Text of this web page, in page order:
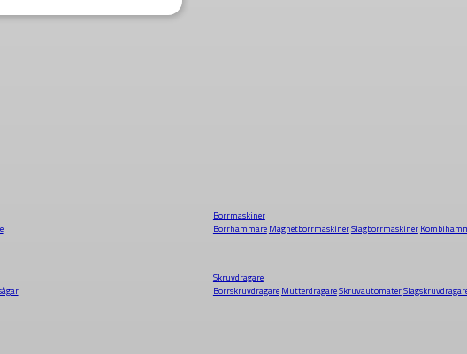
Borrmaskiner
Borrhammare MagnetborrmaskinerSlagborrmaskiner
Skruvdragare
Borrskruvdragare MutterdragareSkruvautomater